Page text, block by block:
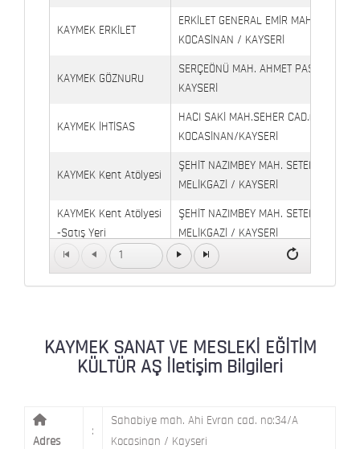
KAYMEK ERKİLET
ERKİLET GENERAL EMİR MAH.
KOCASİNAN / KAYSERİ
KAYMEK GÖZNURU
SERÇEÖNÜ MAH. AHMET PAŞA CAD.
KAYSERİ
KAYMEK İHTİSAS
HACI SAKİ MAH.SEHER CAD.(6009
KOCASİNAN/KAYSERİ
KAYMEK Kent Atölyesi
ŞEHİT NAZIMBEY MAH. SETENÖNÜ
MELİKGAZİ / KAYSERİ
KAYMEK Kent Atölyesi
-Satış Yeri
ŞEHİT NAZIMBEY MAH. SETENÖNÜ
MELİKGAZİ / KAYSERİ
Kaymek Köşk Sosyal
Köşk Mahallesi, Orgeneral Eşref Bitlis
KAYMEK SÜMER MEVLANA MAH. 8. CAD. NO: 28
MİMARSİNAN DEMOKRASİ MAH. FATİN
1
KAYMEK SANAT VE MESLEKİ EĞİTİM
KÜLTÜR AŞ İletişim Bilgileri
Adres
:
Sahabiye mah. Ahi Evran cad. no:34/A
Kocasinan / Kayseri